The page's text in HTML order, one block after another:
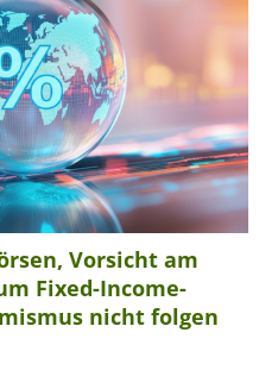
Vorsicht am
Fixed-Income-
nicht folgen